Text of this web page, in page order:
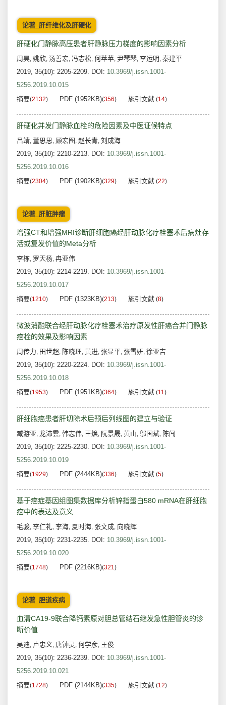
论著_肝纤维化及肝硬化
肝硬化门静脉高压患者肝静脉压力梯度的影响因素分析
周昊, 姚欣, 汤善宏, 冯志松, 何苹苹, 尹琴琴, 李运明 , 秦建平
2019, 35(10): 2205-2209. DOI: 10.3969/j.issn.1001-
5256.2019.10.015
摘要(2132) PDF (1952KB)(356) 施引文献 (14)
肝硬化并发门静脉血栓的危险因素及中医证候特点
吕靖, 董思思, 顾宏图 , 赵长青, 刘成海
2019, 35(10): 2210-2213. DOI: 10.3969/j.issn.1001-
5256.2019.10.016
摘要(2304) PDF (1902KB)(329) 施引文献 (22)
论著_肝脏肿瘤
增强CT和增强MRI诊断肝细胞癌经肝动脉化疗栓塞术后病灶存
活或复发价值的Meta分析
李栋, 罗天杨, 冉亚伟
2019, 35(10): 2214-2219. DOI: 10.3969/j.issn.1001-
5256.2019.10.017
摘要(1210) PDF (1323KB)(213) 施引文献 (8)
微波消融联合经肝动脉化疗栓塞术治疗原发性肝癌合并门静脉
癌栓的效果及影响因素
周传力, 田世超, 陈晓理, 黄进, 张显平, 张雪妍, 徐亚吉
2019, 35(10): 2220-2224. DOI: 10.3969/j.issn.1001-
5256.2019.10.018
摘要(1953) PDF (1951KB)(364) 施引文献 (11)
肝细胞癌患者肝切除术后预后列线图的建立与验证
臧游亚, 龙沛雲, 韩志伟, 王焕, 阮景晟, 黄山, 邬国斌, 陈闯
2019, 35(10): 2225-2230. DOI: 10.3969/j.issn.1001-
5256.2019.10.019
摘要(1929) PDF (2444KB)(336) 施引文献 (5)
基于癌症基因组图集数据库分析锌指蛋白580 mRNA在肝细胞
癌中的表达及意义
毛骏, 李仁礼, 李海, 夏时海, 张文成, 向晓辉
2019, 35(10): 2231-2235. DOI: 10.3969/j.issn.1001-
5256.2019.10.020
摘要(1748) PDF (2216KB)(321)
论著_胆道疾病
血清CA19-9联合降钙素原对胆总管结石继发急性胆管炎的诊
断价值
吴迪, 卢忠义, 唐钟灵 , 何学彦, 王俊
2019, 35(10): 2236-2239. DOI: 10.3969/j.issn.1001-
5256.2019.10.021
摘要(1728) PDF (2144KB)(335) 施引文献 (12)